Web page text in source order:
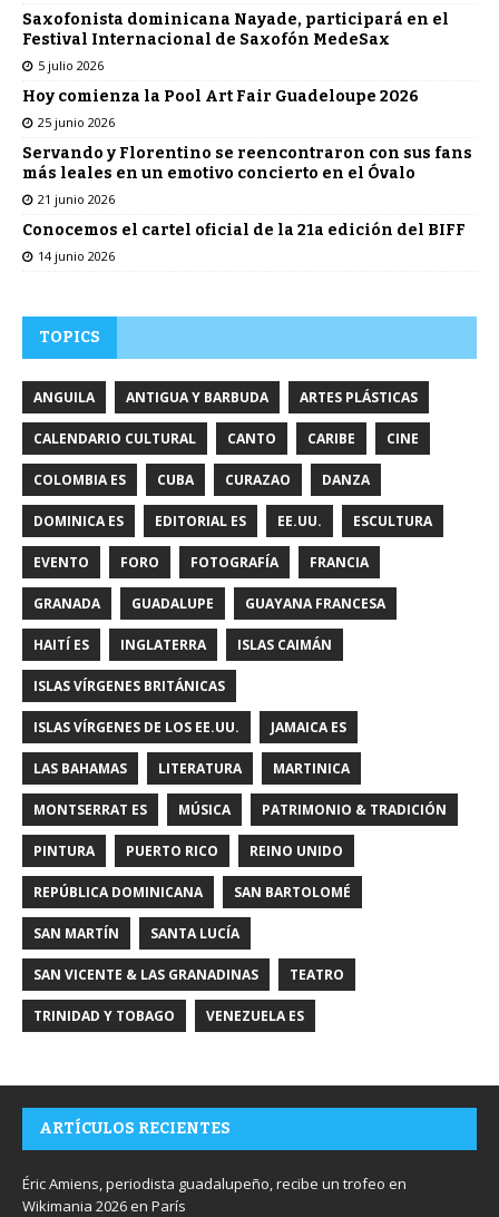
Saxofonista dominicana Nayade, participará en el
Festival Internacional de Saxofón MedeSax
5 julio 2026
Hoy comienza la Pool Art Fair Guadeloupe 2026
25 junio 2026
Servando y Florentino se reencontraron con sus fans
más leales en un emotivo concierto en el Óvalo
21 junio 2026
Conocemos el cartel oficial de la 21a edición del BIFF
14 junio 2026
TOPICS
ANGUILA ANTIGUA Y BARBUDA ARTES PLÁSTICAS
CALENDARIO CULTURAL CANTO CARIBE CINE
COLOMBIA ES CUBA CURAZAO DANZA
DOMINICA ES EDITORIAL ES EE.UU. ESCULTURA
EVENTO FORO FOTOGRAFÍA FRANCIA
GRANADA GUADALUPE GUAYANA FRANCESA
HAITÍ ES INGLATERRA ISLAS CAIMÁN
ISLAS VÍRGENES BRITÁNICAS
ISLAS VÍRGENES DE LOS EE.UU. JAMAICA ES
LAS BAHAMAS LITERATURA MARTINICA
MONTSERRAT ES MÚSICA PATRIMONIO & TRADICIÓN
PINTURA PUERTO RICO REINO UNIDO
REPÚBLICA DOMINICANA SAN BARTOLOMÉ
SAN MARTÍN SANTA LUCÍA
SAN VICENTE & LAS GRANADINAS TEATRO
TRINIDAD Y TOBAGO VENEZUELA ES
ARTÍCULOS RECIENTES
Éric Amiens, periodista guadalupeño, recibe un trofeo en
Wikimania 2026 en París